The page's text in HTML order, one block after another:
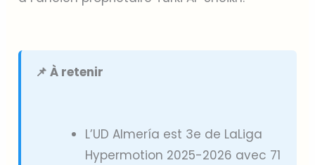
📌 À retenir
L’UD Almería est 3e de LaLiga
Hypermotion 2025-2026 avec 71